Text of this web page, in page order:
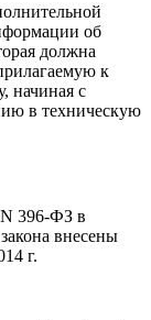
об
должна
к
начиная с
в техническую
N 396-ФЗ в
внесены
г.